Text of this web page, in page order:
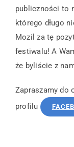
publiczności to
którego długo
Mozil za tę
festiwalu! A
że byliście z
Zapraszamy do
profilu